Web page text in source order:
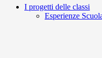
I progetti delle classi
Esperienze